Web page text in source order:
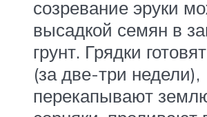
созревание эруки
высадкой семян в
грунт. Грядки
(за две-три недели),
перекапывают